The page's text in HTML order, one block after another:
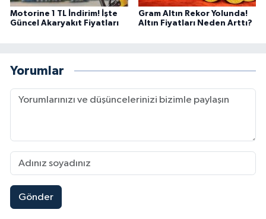
Motorine 1 TL İndirim! İşte
Güncel Akaryakıt Fiyatları
Gram Altın Rekor Yolunda!
Altın Fiyatları Neden Arttı?
Yorumlar
Gönder